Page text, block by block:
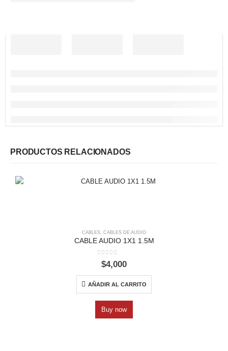
PRODUCTOS RELACIONADOS
CABLES, CABLES DE AUDIO
CABLE AUDIO 1X1 1.5M
out of 5
$4,000
AÑADIR AL CARRITO
Buy now